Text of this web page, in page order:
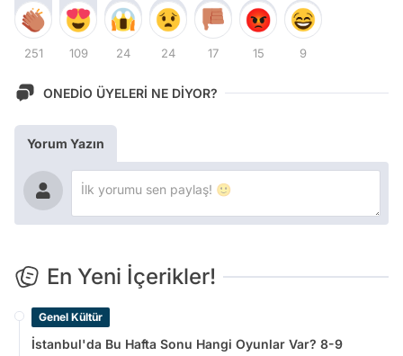
251 109 24 24 17 15 9
ONEDİO ÜYELERİ NE DİYOR?
Yorum Yazın
En Yeni İçerikler!
Genel Kültür
İstanbul'da Bu Hafta Sonu Hangi Oyunlar Var? 8-9